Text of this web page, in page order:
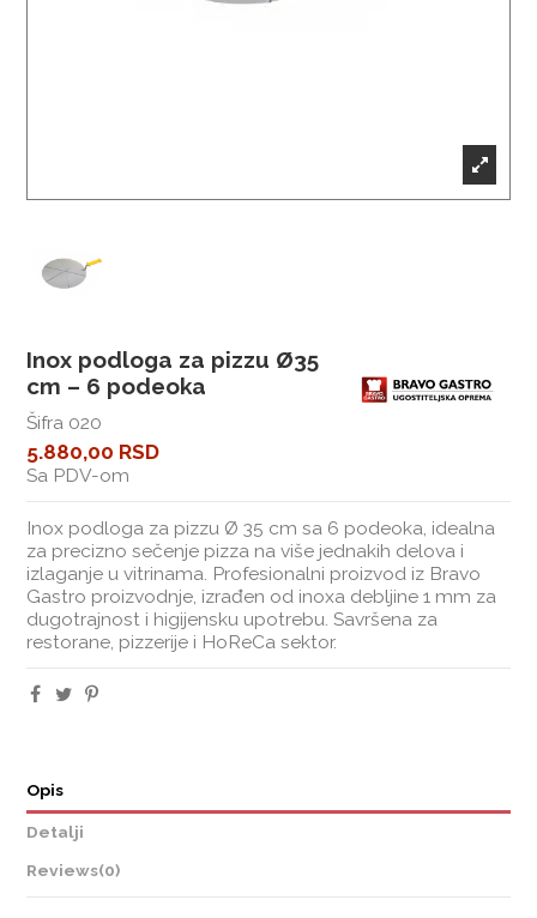
Inox podloga za pizzu Ø35
cm – 6 podeoka
Šifra 020
5.880,00 RSD
Sa PDV-om
Inox podloga za pizzu Ø 35 cm sa 6 podeoka, idealna
za precizno sečenje pizza na više jednakih delova i
izlaganje u vitrinama. Profesionalni proizvod iz Bravo
Gastro proizvodnje, izrađen od inoxa debljine 1 mm za
dugotrajnost i higijensku upotrebu. Savršena za
restorane, pizzerije i HoReCa sektor.
Opis
Detalji
Reviews(0)